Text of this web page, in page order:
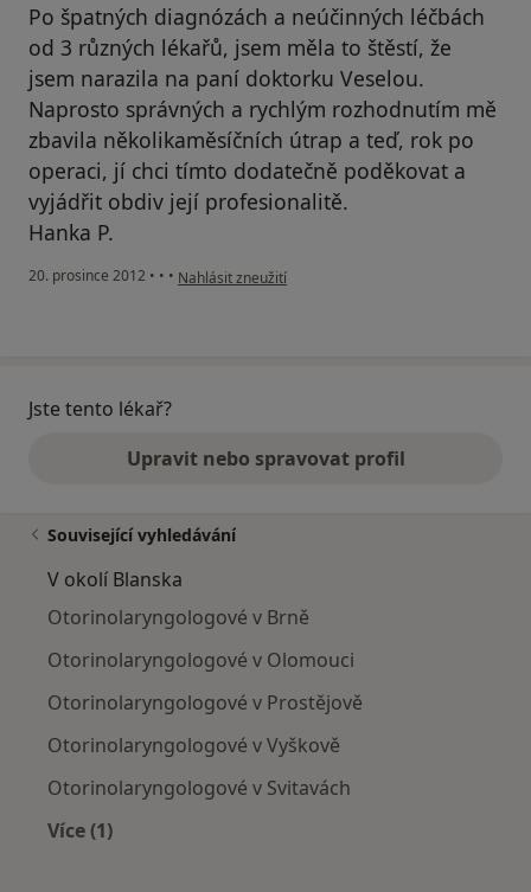
Po špatných diagnózách a neúčinných léčbách
od 3 různých lékařů, jsem měla to štěstí, že
jsem narazila na paní doktorku Veselou.
Naprosto správných a rychlým rozhodnutím mě
zbavila několikaměsíčních útrap a teď, rok po
operaci, jí chci tímto dodatečně poděkovat a
vyjádřit obdiv její profesionalitě.
Hanka P.
20. prosince 2012 • • • podle názoru uživatele Váš účet byl odstraněn
Nahlásit zneužití
Jste tento lékař?
Upravit nebo spravovat profil
Související vyhledávání
V okolí Blanska
Otorinolaryngologové v Brně
Otorinolaryngologové v Olomouci
Otorinolaryngologové v Prostějově
Otorinolaryngologové v Vyškově
Otorinolaryngologové v Svitavách
Více (1)